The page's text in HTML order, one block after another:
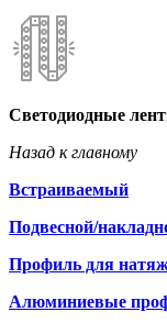
Светодиодные
Назад к главному
Встраиваемый
Подвесной/
Профиль для
Алюминиевые